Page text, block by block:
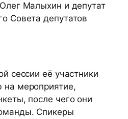
Малыхин и депутат
Совета депутатов
сессии её участники
на мероприятие,
после чего они
Спикеры